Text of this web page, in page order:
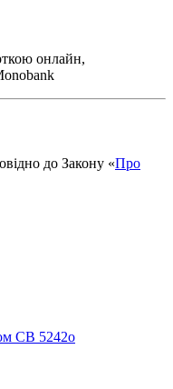
онлайн,
до Закону «Про
СВ 5242о